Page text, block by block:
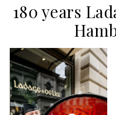
180 years